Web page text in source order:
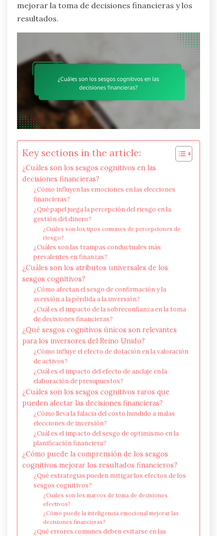
mejorar la toma de decisiones financieras y los
resultados.
Key sections in the article:
¿Cuáles son los sesgos cognitivos en las
decisiones financieras?
¿Cómo influyen las emociones en las elecciones
financieras?
¿Qué papel juega la percepción del riesgo en la
gestión del dinero?
¿Cuáles son los tipos comunes de percepciones de
riesgo?
¿Cuáles son las trampas conductuales más
prevalentes en finanzas?
¿Cuáles son los atributos universales de los
sesgos cognitivos?
¿Cómo afectan el sesgo de confirmación y la
aversión a la pérdida a la inversión?
¿Cuál es el impacto de la sobreconfianza en la toma
de decisiones financieras?
¿Qué sesgos cognitivos únicos son relevantes
para los inversores del Reino Unido?
¿Cómo influye el efecto de dotación en la valoración
de activos?
¿Cuál es el impacto del efecto de anclaje en la
elaboración de presupuestos?
¿Cuáles son los sesgos cognitivos raros que
pueden afectar las decisiones financieras?
¿Cómo lleva la falacia del costo hundido a malas
elecciones de inversión?
¿Cuál es el impacto del sesgo de optimismo en la
planificación financiera?
¿Cómo puede la comprensión de los sesgos
cognitivos mejorar los resultados financieros?
¿Qué estrategias pueden mitigar los efectos de los
sesgos cognitivos?
¿Cuáles son los marcos de toma de decisiones
efectivos?
¿Cómo puede la inteligencia emocional mejorar las
decisiones financieras?
¿Qué errores comunes deben evitarse en las